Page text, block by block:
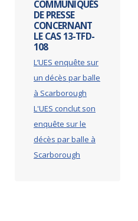
COMMUNIQUÉS
DE PRESSE
CONCERNANT
LE CAS 13-TFD-
108
L’UES enquête sur
un décès par balle
à Scarborough
L'UES conclut son
enquête sur le
décès par balle à
Scarborough